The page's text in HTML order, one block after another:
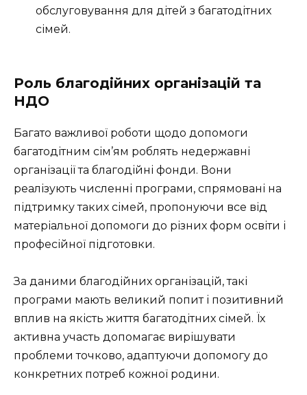
обслуговування для дітей з багатодітних
сімей.
Роль благодійних організацій та
НДО
Багато важливої роботи щодо допомоги
багатодітним сім’ям роблять недержавні
організації та благодійні фонди. Вони
реалізують численні програми, спрямовані на
підтримку таких сімей, пропонуючи все від
матеріальної допомоги до різних форм освіти і
професійної підготовки.
За даними благодійних організацій, такі
програми мають великий попит і позитивний
вплив на якість життя багатодітних сімей. Їх
активна участь допомагає вирішувати
проблеми точково, адаптуючи допомогу до
конкретних потреб кожної родини.